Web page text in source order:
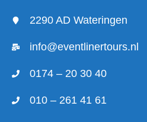
2290 AD Wateringen
info@eventlinertours.nl
0174 – 20 30 40
010 – 261 41 61